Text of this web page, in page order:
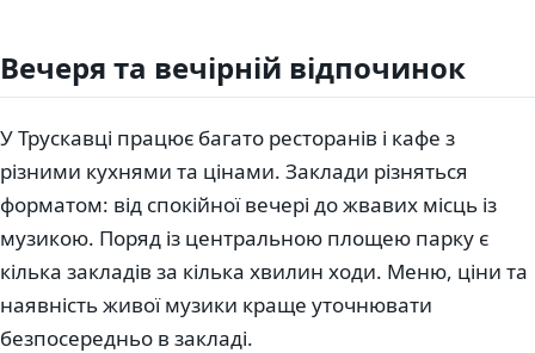
Вечеря та вечірній відпочинок
У Трускавці працює багато ресторанів і кафе з
різними кухнями та цінами. Заклади різняться
форматом: від спокійної вечері до жвавих місць із
музикою. Поряд із центральною площею парку є
кілька закладів за кілька хвилин ходи. Меню, ціни та
наявність живої музики краще уточнювати
безпосередньо в закладі.